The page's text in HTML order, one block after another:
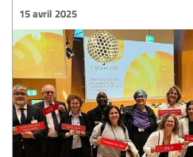
15 avril 2025